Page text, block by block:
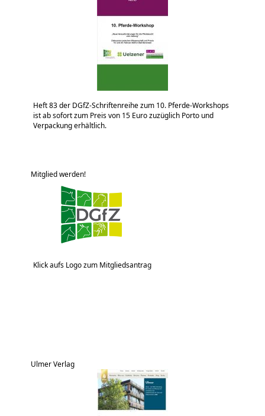
Heft 83 der DGfZ-Schriftenreihe zum 10. Pferde-Workshops
ist ab sofort zum Preis von 15 Euro zuzüglich Porto und
Verpackung erhältlich.
Mitglied werden!
Klick aufs Logo zum Mitgliedsantrag
Ulmer Verlag